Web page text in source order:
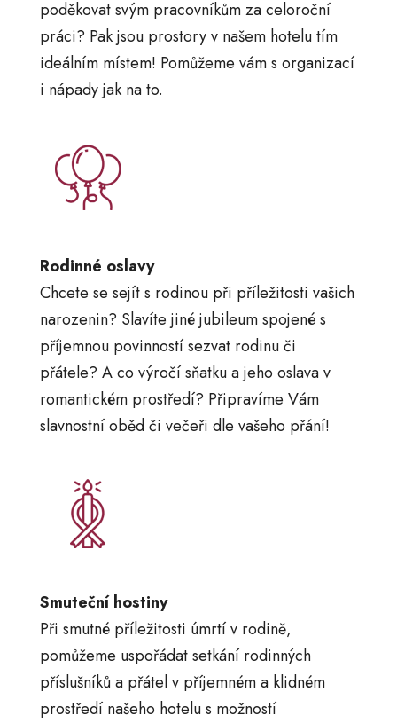
poděkovat svým pracovníkům za celoroční
práci? Pak jsou prostory v našem hotelu tím
ideálním místem! Pomůžeme vám s organizací
i nápady jak na to.
Rodinné oslavy
Chcete se sejít s rodinou při příležitosti vašich
narozenin? Slavíte jiné jubileum spojené s
příjemnou povinností sezvat rodinu či
přátele? A co výročí sňatku a jeho oslava v
romantickém prostředí? Připravíme Vám
slavnostní oběd či večeři dle vašeho přání!
Smuteční hostiny
Při smutné příležitosti úmrtí v rodině,
pomůžeme uspořádat setkání rodinných
příslušníků a přátel v příjemném a klidném
prostředí našeho hotelu s možností